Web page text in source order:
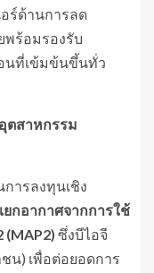
ร์ด้านการลด
พร้อมรองรับ
นที่เข้มข้นขึ้นทั่ว
ตสาหกรรม
ารลงทุนเชิง
ยกอากาศจากการใช้
(MAP2) ซึ่งบีไอจี
น) เพื่อต่อยอดการ